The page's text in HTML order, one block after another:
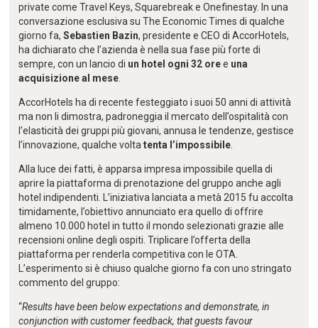
private come Travel Keys, Squarebreak e Onefinestay. In una
conversazione esclusiva su The Economic Times di qualche
giorno fa,Sebastien Bazin, presidente e CEO di AccorHotels,
ha dichiarato che l’azienda è nella sua fase più forte di
sempre, con un lancio di un hotel ogni 32 oree una
acquisizione al mese
AccorHotels ha di recente festeggiato i suoi 50 anni di attività
ma non li dimostra, padroneggia il mercato dell’ospitalità con
l’elasticità dei gruppi più giovani, annusa le tendenze, gestisce
l’innovazione, qualche voltatenta l’impossibile
Alla luce dei fatti, è apparsa impresa impossibile quella di
aprire la piattaforma di prenotazione del gruppo anche agli
hotel indipendenti. L’iniziativa lanciata a metà 2015 fu accolta
timidamente, l’obiettivo annunciato era quello di offrire
almeno 10.000 hotel in tutto il mondo selezionati grazie alle
recensioni online degli ospiti. Triplicare l’offerta della
piattaforma per renderla competitiva con le OTA.
L’esperimento si è chiuso qualche giorno fa con uno stringato
commento del gruppo:
“Results have been below expectations and demonstrate, in
conjunction with customer feedback, that guests favour